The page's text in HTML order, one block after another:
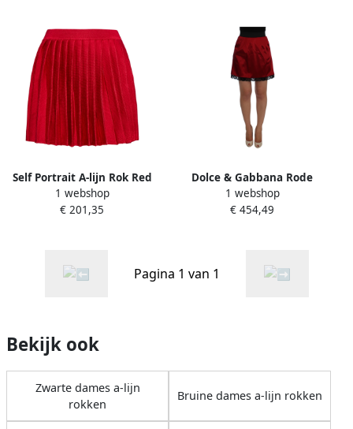
Self Portrait A-lijn Rok Red
Dames
1 webshop
€ 201,35
Dolce & Gabbana Rode
Zwarte Kant A-Lijn Rok Red
Dames
1 webshop
€ 454,49
Pagina 1 van 1
Bekijk ook
Zwarte dames a-lijn
rokken
Bruine dames a-lijn rokken